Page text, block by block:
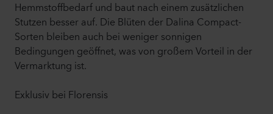
Hemmstoffbedarf und baut nach einem zusätzlichen
Stutzen besser auf. Die Blüten der Dalina Compact-
Sorten bleiben auch bei weniger sonnigen
Bedingungen geöffnet, was von großem Vorteil in der
Vermarktung ist.
Exklusiv bei Florensis